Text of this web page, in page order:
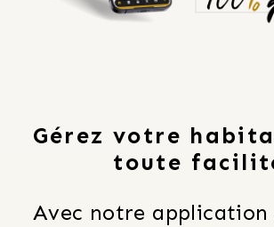
Gérez votre
toute
Avec notre application